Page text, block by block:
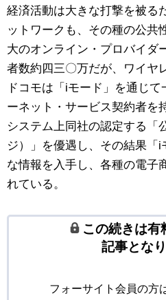
経済活動は大きな打撃を被
ットワークも、その種の公共
大のオンライン・プロバイダ
者数約四三〇万だが、ワイヤ
ドコモは「iモード」を通じ
ーネット・サービス契約者を
システム上同社の認定する「
ジ）」を優遇し、その結果「
な情報を入手し、各種の電子
れている。
この続きは有
記事となり
フォーサイト会員の方